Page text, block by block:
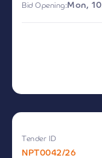
Bid Opening:Mon,
Tender ID
NPT0042/26